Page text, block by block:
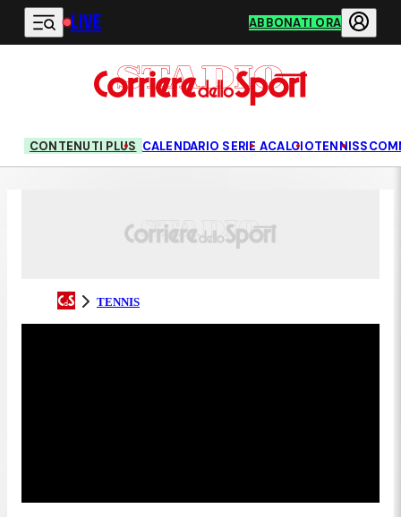
Vai al contenuto principale
LIVE ABBONATI ORA
CONTENUTI PLUS CALENDARIO SERIE ACALCIOTENNIS
TENNIS